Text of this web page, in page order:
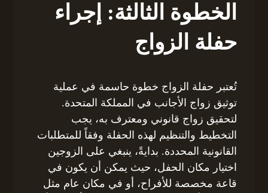
الخطوة الثالثة: إجراء
حفلة الزواج
تُعتبر حفلة الزواج خطوة حاسمة في عملية
توثيق زواج الأجانب في المملكة المتحدة.
لتحقيق زواج قانوني ومعترف به، يجب
التخطيط والتنظيم لهذه الحفلة وفقاً للمتطلبات
القانونية المحددة. بدايةً، ينبغي على الزوجين
اختيار مكان الحفل، حيث يمكن أن يكون في
قاعة مخصصة للأفراح، أو في مكان عام مثل